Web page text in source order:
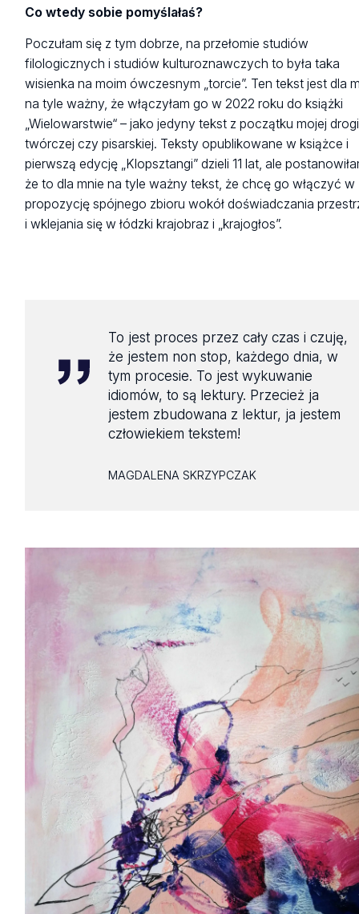
Co wtedy sobie pomyślałaś?
Poczułam się z tym dobrze, na przełomie studiów
filologicznych i studiów kulturoznawczych to była taka
wisienka na moim ówczesnym „torcie”. Ten tekst jest dla
na tyle ważny, że włączyłam go w 2022 roku do książki
„Wielowarstwie“ – jako jedyny tekst z początku mojej drogi
twórczej czy pisarskiej. Teksty opublikowane w książce i
pierwszą edycję „Klopsztangi” dzieli 11 lat, ale
że to dla mnie na tyle ważny tekst, że chcę go włączyć w
propozycję spójnego zbioru wokół doświadczania
i wklejania się w łódzki krajobraz i „krajogłos”.
To jest proces przez cały czas i czuję,
że jestem non stop, każdego dnia, w
tym procesie. To jest wykuwanie
idiomów, to są lektury. Przecież ja
jestem zbudowana z lektur, ja jestem
człowiekiem tekstem!
MAGDALENA SKRZYPCZAK